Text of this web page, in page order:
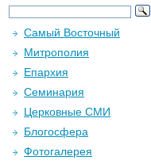
Самый Восточный
Митрополия
Епархия
Семинария
Церковные СМИ
Блогосфера
Фотогалерея